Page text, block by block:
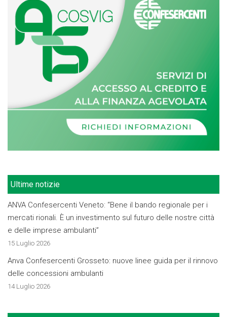
Ultime notizie
ANVA Confesercenti Veneto: “Bene il bando regionale per i
mercati rionali. È un investimento sul futuro delle nostre città
e delle imprese ambulanti”
15 Luglio 2026
Anva Confesercenti Grosseto: nuove linee guida per il rinnovo
delle concessioni ambulanti
14 Luglio 2026